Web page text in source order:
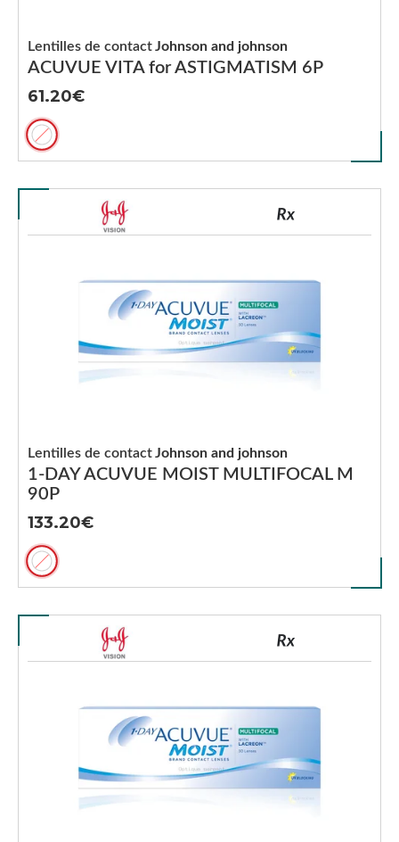
ACUVUE VITA for ASTIGMATISM 6P
Lentilles de contactJohnson and johnson
61.20
1-DAY ACUVUE MOIST MULTIFOCAL M
90P
Lentilles de contactJohnson and johnson
133.20